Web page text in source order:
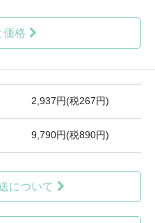
価格
2,937円(税267円)
9,790円(税890円)
について